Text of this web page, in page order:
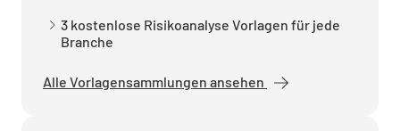
3 kostenlose Risikoanalyse Vorlagen für jede
Branche
Alle Vorlagensammlungen ansehen